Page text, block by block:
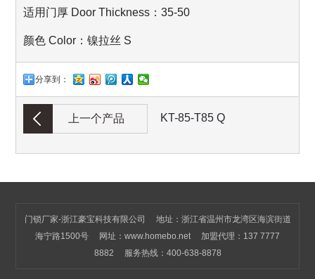
适用门厚 Door Thickness：35-50
颜色 Color：镍拉丝 S
分享到：
上一个产品 KT-85-T85 Q
门锁厂家-浙江豪宝科技有限公司 地址：浙江省温州市龙湾区海滨街道
海宁路1500号 网址： www.homebo.net加盟代理：137 7777
8882 服务热线：400-638-8878